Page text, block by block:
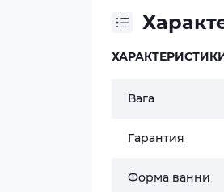
Вага
Гарантия
Форма ванни